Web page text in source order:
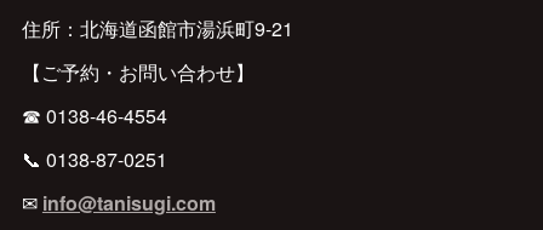
住所：北海道函館市湯浜町9-21
【ご予約・お問い合わせ】
☎ 0138-46-4554
📞 0138-87-0251
✉ info@tanisugi.com